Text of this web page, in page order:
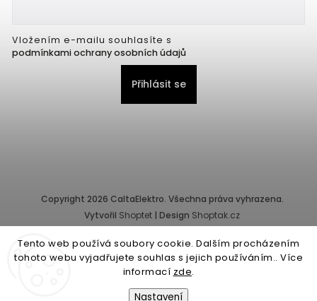
Tento web používá soubory cookie. Dalším procházením
tohoto webu vyjadřujete souhlas s jejich používáním.. Více
informací zde.
Nastavení
Vložením e-mailu souhlasíte s
podmínkami ochrany osobních údajů
Přihlásit se
Copyright 2026 CaltaElektro. Všechna práva vyhrazena.
Vytvořil Shoptet | Design Shoptak.cz
Provozovatel e-shopu: CALTA - K, s.r.o., IČ: 25155822, Pernerova
10/32, Karlín, 186 00 Praha.
Společnost je zapsána v obchodním rejstříku vedeném Městským
soudem v Praze - oddíl C, vložka 87218.